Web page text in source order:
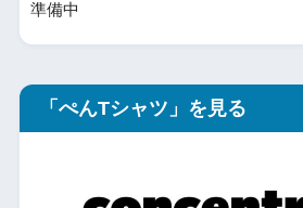
準備中
「ぺんTシャツ」を見る